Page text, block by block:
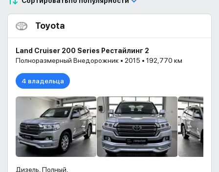
Toyota
Land Cruiser 200 Series Рестайлинг 2
Полноразмерный Внедорожник • 2015 • 192,770 км
4 владельца
Дизель, Полный,